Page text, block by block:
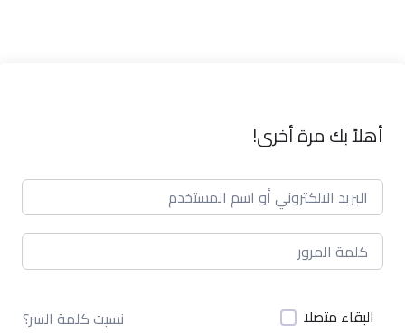
أهلاً بك مرة أخرى!
البقاء متصلا نسيت كلمة السر؟